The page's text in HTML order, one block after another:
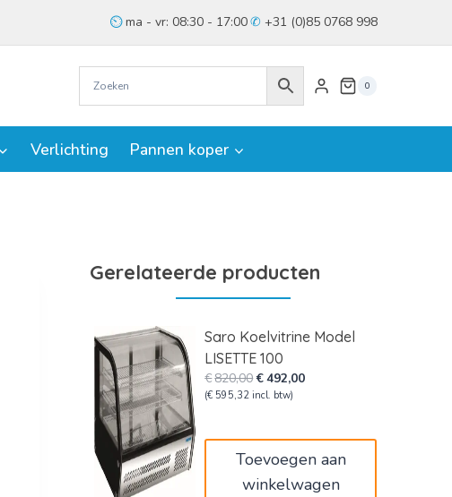
ma - vr: 08:30 - 17:00 +31 (0)85 0768 998
0
Verlichting Pannen koper
Gerelateerde producten
Saro Koelvitrine Model
LISETTE 100
€820,00Oorspronkelijke
prijs
€492,00Huidige
(€ 595,32 incl. btw)
Toevoegen aan
winkelwagen